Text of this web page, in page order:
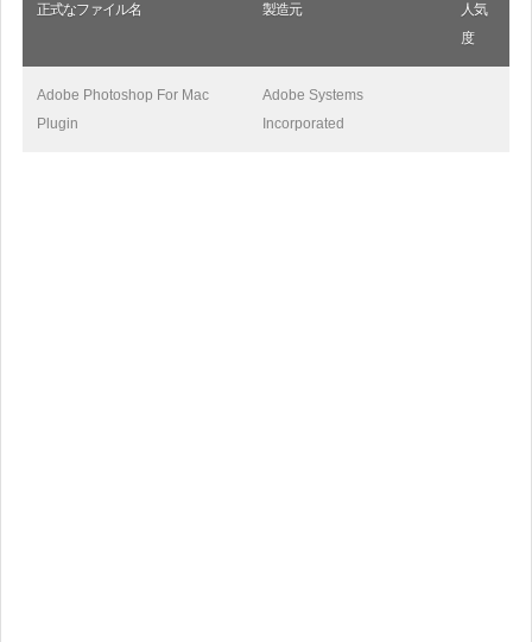
正式なファイル名 製造元
人気
度
Adobe Photoshop For Mac
Plugin
Adobe Systems
Incorporated